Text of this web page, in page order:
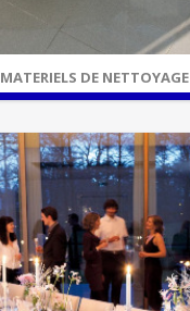
MATERIELS DE NETTOYAGE